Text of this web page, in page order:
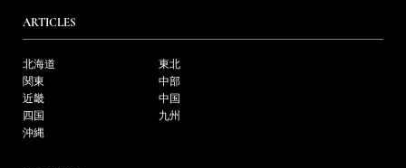
ARTICLES
北海道
東北
関東
中部
近畿
中国
四国
九州
沖縄